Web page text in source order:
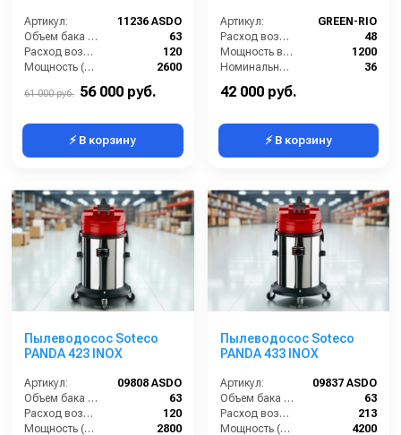
Артикул:
11236 ASDO
Объем бака (л):
63
Расход воздуха (л/сек):
120
Мощность (Вт):
2600
61 000 руб. 56 000 руб.
⚡ В корзину
Артикул:
GREEN-RIO
Расход воздуха (л/сек):
48
Мощность всасывающей турбины (Вт):
1200
Номинальный диаметр принадлежностей (мм):
36
42 000 руб.
⚡ В корзину
Пылеводосос Soteco
PANDA 423 INOX
Артикул:
09808 ASDO
Объем бака (л):
63
Расход воздуха (л/сек):
120
Мощность (Вт):
2800
Пылеводосос Soteco
PANDA 433 INOX
Артикул:
09837 ASDO
Объем бака (л):
63
Расход воздуха (л/сек):
213
Мощность (Вт):
4200